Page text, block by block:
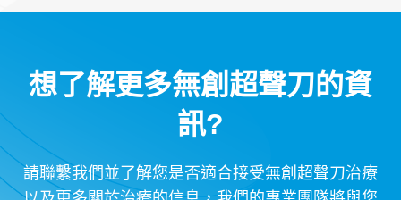
想了解更多無創超聲刀的資
訊?
請聯繫我們並了解您是否適合接受無創超聲刀治療